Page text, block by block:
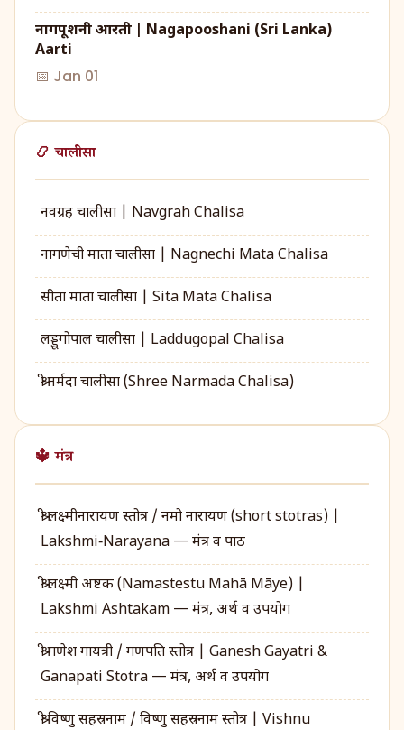
नागपूशनी आरती | Nagapooshani (Sri Lanka)
Aarti
📅 Jan 01
📿 चालीसा
नवग्रह चालीसा | Navgrah Chalisa
नागणेची माता चालीसा | Nagnechi Mata Chalisa
सीता माता चालीसा | Sita Mata Chalisa
लड्डूगोपाल चालीसा | Laddugopal Chalisa
श्री नर्मदा चालीसा (Shree Narmada Chalisa)
🔱 मंत्र
श्री लक्ष्मीनारायण स्तोत्र / नमो नारायण (short stotras) |
Lakshmi‑Narayana — मंत्र व पाठ
श्री लक्ष्मी अष्टक (Namastestu Mahā Māye) |
Lakshmi Ashtakam — मंत्र, अर्थ व उपयोग
श्री गणेश गायत्री / गणपति स्तोत्र | Ganesh Gayatri &
Ganapati Stotra — मंत्र, अर्थ व उपयोग
श्री विष्णु सहस्रनाम / विष्णु सहस्रनाम स्तोत्र | Vishnu